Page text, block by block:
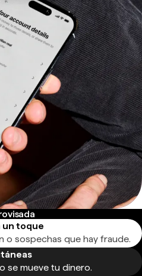
un toque
o sospechas que hay fraude.
se mueve tu dinero.